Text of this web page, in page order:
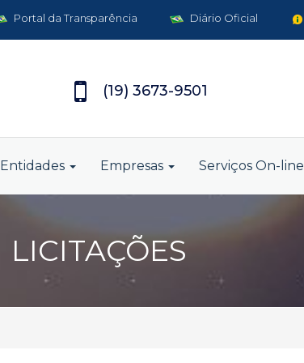
Diário Oficial
Portal da Transparência
(19) 3673-9501
Entidades Empresas Serviços On-line
LICITAÇÕES